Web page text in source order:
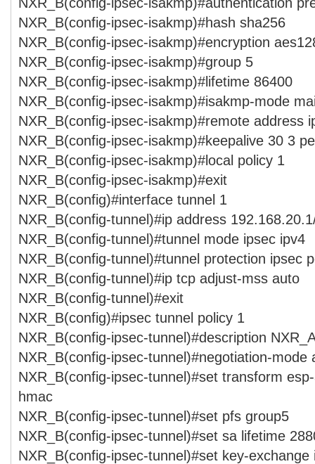
NXR_B(config-ipsec-isakmp)#hash sha256
NXR_B(config-ipsec-isakmp)#encryption
NXR_B(config-ipsec-isakmp)#group 5
NXR_B(config-ipsec-isakmp)#lifetime 86400
NXR_B(config-ipsec-isakmp)#isakmp-mode
NXR_B(config-ipsec-isakmp)#remote address
NXR_B(config-ipsec-isakmp)#keepalive 30 3
NXR_B(config-ipsec-isakmp)#local policy 1
NXR_B(config-ipsec-isakmp)#exit
NXR_B(config)#interface tunnel 1
NXR_B(config-tunnel)#ip address
NXR_B(config-tunnel)#tunnel mode ipsec ipv4
NXR_B(config-tunnel)#tunnel protection ipsec
NXR_B(config-tunnel)#ip tcp adjust-mss auto
NXR_B(config-tunnel)#exit
NXR_B(config)#ipsec tunnel policy 1
NXR_B(config-ipsec-tunnel)#description
NXR_B(config-ipsec-tunnel)#negotiation-mode
NXR_B(config-ipsec-tunnel)#set transform
hmac
NXR_B(config-ipsec-tunnel)#set pfs group5
NXR_B(config-ipsec-tunnel)#set sa lifetime
NXR_B(config-ipsec-tunnel)#set key-exchange